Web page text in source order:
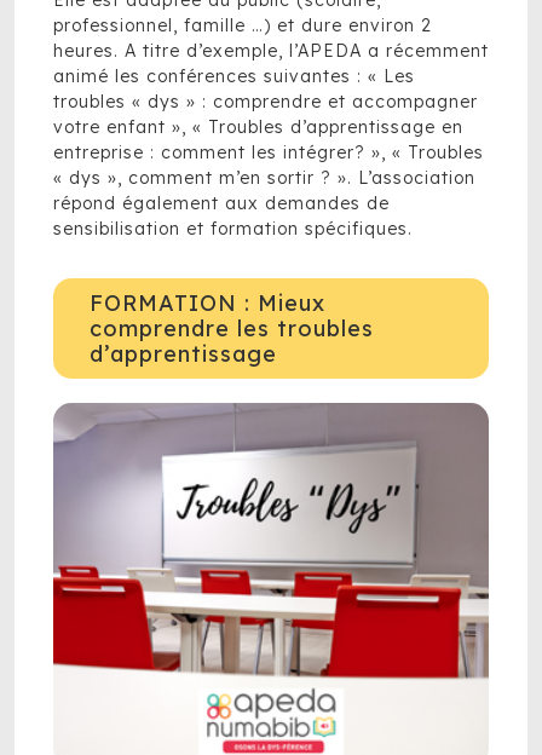
professionnel, famille …) et dure environ 2
heures. A titre d’exemple, l’APEDA a récemment
animé les conférences suivantes : « Les
troubles « dys » : comprendre et accompagner
votre enfant », « Troubles d’apprentissage en
entreprise : comment les intégrer? », « Troubles
« dys », comment m’en sortir ? ». L’association
répond également aux demandes de
sensibilisation et formation spécifiques.
FORMATION : Mieux
comprendre les troubles
d’apprentissage